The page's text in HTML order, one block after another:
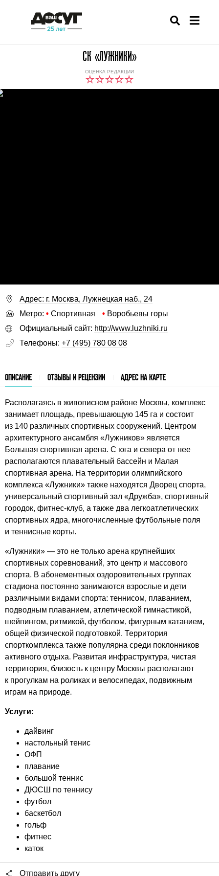
СК «ЛУЖНИКИ»
ОЦЕНКА РЕДАКЦИИ
Адрес: г. Москва, Лужнецкая наб., 24
Метро: • Спортивная • Воробьевы горы
Официальный сайт: http://www.luzhniki.ru
Телефоны: +7 (495) 780 08 08
ОПИСАНИЕ ОТЗЫВЫ И РЕЦЕНЗИИ АДРЕС НА КАРТЕ
Располагаясь в живописном районе Москвы, комплекс
занимает площадь, превышающую 145 га и состоит
из 140 различных спортивных сооружений. Центром
архитектурного ансамбля «Лужников» является
Большая спортивная арена. С юга и севера от нее
располагаются плавательный бассейн и Малая
спортивная арена. На территории олимпийского
комплекса «Лужники» также находятся Дворец спорта,
универсальный спортивный зал «Дружба», спортивный
городок, фитнес-клуб, а также два легкоатлетических
спортивных ядра, многочисленные футбольные поля
и теннисные корты.
«Лужники» — это не только арена крупнейших
спортивных соревнований, это центр и массового
спорта. В абонементных оздоровительных группах
стадиона постоянно занимаются взрослые и дети
различными видами спорта: теннисом, плаванием,
подводным плаванием, атлетической гимнастикой,
шейпингом, ритмикой, футболом, фигурным катанием,
общей физической подготовкой. Территория
спорткомплекса также популярна среди поклонников
активного отдыха. Развитая инфраструктура, чистая
территория, близость к центру Москвы располагают
к прогулкам на роликах и велосипедах, подвижным
играм на природе.
Услуги:
дайвинг
настольный тенис
ОФП
плавание
большой теннис
ДЮСШ по теннису
футбол
баскетбол
гольф
фитнес
каток
Отправить другу